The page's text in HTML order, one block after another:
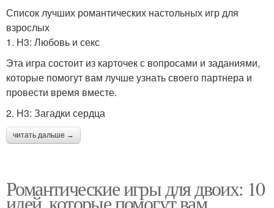
Список лучших романтических настольных игр для
взрослых
1. H3: Любовь и секс
Эта игра состоит из карточек с вопросами и заданиями,
которые помогут вам лучше узнать своего партнера и
провести время вместе.
2. H3: Загадки сердца
читать дальше →
Романтические игры для двоих: 10
идей, которые помогут вам